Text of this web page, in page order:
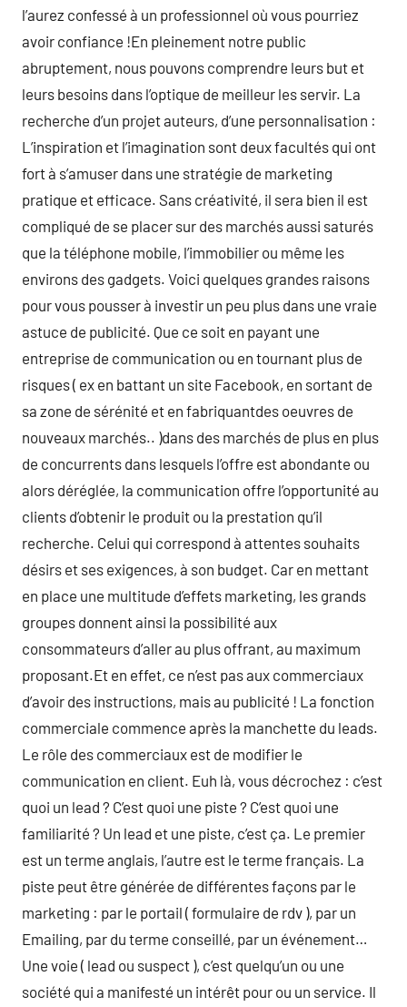
l’aurez confessé à un professionnel où vous pourriez
avoir confiance !En pleinement notre public
abruptement, nous pouvons comprendre leurs but et
leurs besoins dans l’optique de meilleur les servir. La
recherche d’un projet auteurs, d’une personnalisation :
L’inspiration et l’imagination sont deux facultés qui ont
fort à s’amuser dans une stratégie de marketing
pratique et efficace. Sans créativité, il sera bien il est
compliqué de se placer sur des marchés aussi saturés
que la téléphone mobile, l’immobilier ou même les
environs des gadgets. Voici quelques grandes raisons
pour vous pousser à investir un peu plus dans une vraie
astuce de publicité. Que ce soit en payant une
entreprise de communication ou en tournant plus de
risques ( ex en battant un site Facebook, en sortant de
sa zone de sérénité et en fabriquantdes oeuvres de
nouveaux marchés.. )dans des marchés de plus en plus
de concurrents dans lesquels l’offre est abondante ou
alors déréglée, la communication offre l’opportunité au
clients d’obtenir le produit ou la prestation qu’il
recherche. Celui qui correspond à attentes souhaits
désirs et ses exigences, à son budget. Car en mettant
en place une multitude d’effets marketing, les grands
groupes donnent ainsi la possibilité aux
consommateurs d’aller au plus offrant, au maximum
proposant.Et en effet, ce n’est pas aux commerciaux
d’avoir des instructions, mais au publicité ! La fonction
commerciale commence après la manchette du leads.
Le rôle des commerciaux est de modifier le
communication en client. Euh là, vous décrochez : c’est
quoi un lead ? C’est quoi une piste ? C’est quoi une
familiarité ? Un lead et une piste, c’est ça. Le premier
est un terme anglais, l’autre est le terme français. La
piste peut être générée de différentes façons par le
marketing : par le portail ( formulaire de rdv ), par un
Emailing, par du terme conseillé, par un événement…
Une voie ( lead ou suspect ), c’est quelqu’un ou une
société qui a manifesté un intérêt pour ou un service. Il